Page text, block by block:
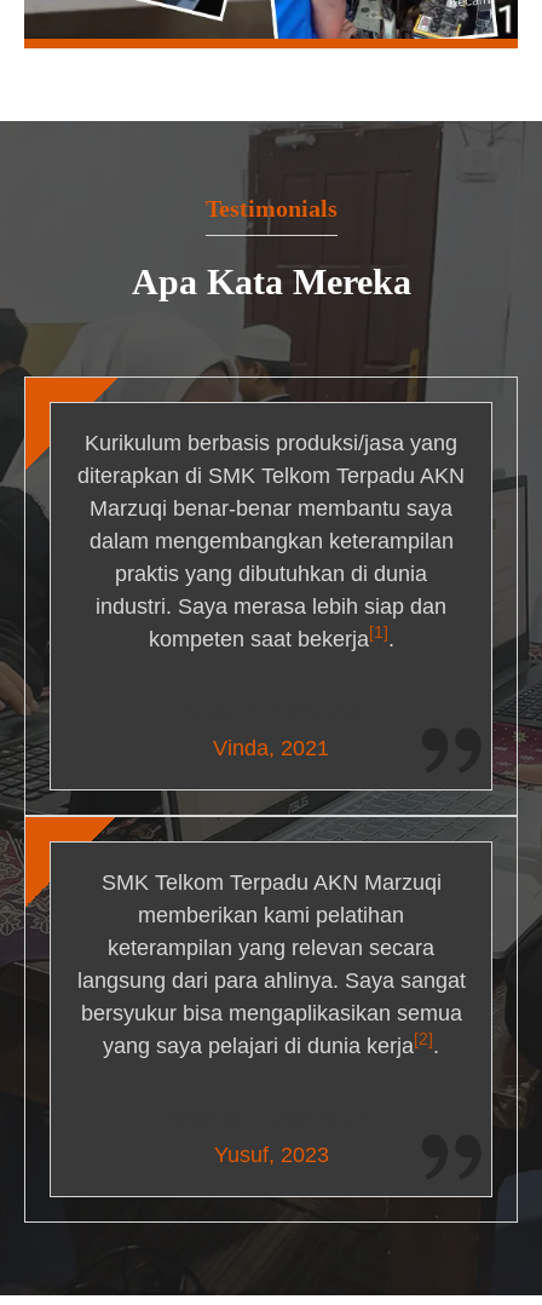
Testimonials
Apa Kata Mereka
Kurikulum berbasis produksi/jasa yang
diterapkan di SMK Telkom Terpadu AKN
Marzuqi benar-benar membantu saya
dalam mengembangkan keterampilan
praktis yang dibutuhkan di dunia
industri. Saya merasa lebih siap dan
kompeten saat bekerja[1] .
Vinda, 2021
SMK Telkom Terpadu AKN Marzuqi
memberikan kami pelatihan
keterampilan yang relevan secara
langsung dari para ahlinya. Saya sangat
bersyukur bisa mengaplikasikan semua
yang saya pelajari di dunia kerja[2] .
Yusuf, 2023